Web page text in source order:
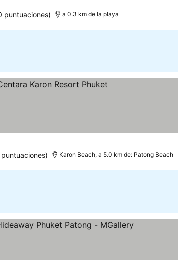
puntuaciones) a 0.3 km de la playa
Karon Beach, a 5.0 km de: Patong Beach